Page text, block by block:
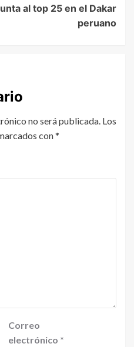
al top 25 en el Dakar
peruano
no será publicada. Los
con*
Correo
electrónico *